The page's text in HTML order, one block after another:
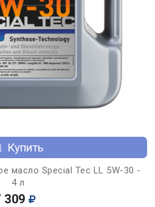
Купить
масло Special Tec LL 5W-30 -
4 л
309